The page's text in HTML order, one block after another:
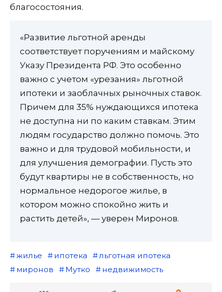
благосостояния.
«Развитие льготной аренды
соответствует поручениям и майскому
Указу Президента РФ. Это особенно
важно с учетом «урезания» льготной
ипотеки и заоблачных рыночных ставок.
Причем для 35% нуждающихся ипотека
не доступна ни по каким ставкам. Этим
людям государство должно помочь. Это
важно и для трудовой мобильности, и
для улучшения демографии. Пусть это
будут квартиры не в собственность, но
нормальное недорогое жилье, в
котором можно спокойно жить и
растить детей», — уверен Миронов.
жилье ипотека
льготная ипотека
миронов
Мутко недвижимость